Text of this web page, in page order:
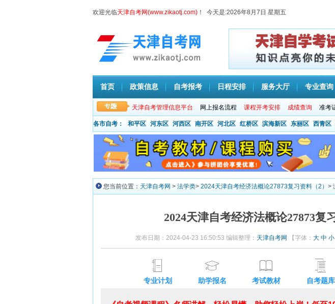
欢迎光临天津自考网(www.zikaotj.com) ！ 今天是:2026年8月7日 星期五
首页 政策信息 自考报考 日程安排 服务大厅 专业查询
天津自考管理信息平台 网上报名流程 课程开考安排 成绩查询 准考
各市自考： 和平区 河东区 河西区 南开区 河北区 红桥区 滨海新区 东丽区 西青区
您当前位置： 天津自考网 > 法学类> 2024天津自考经济法概论27873复习资料（2） >
2024天津自考经济法概论27873复
发布日期：2024-04-23 16:50:53 编辑整理： 天津自考网 【字体： 大 中 小
专业计划 助学报名 考试教材 自考题库